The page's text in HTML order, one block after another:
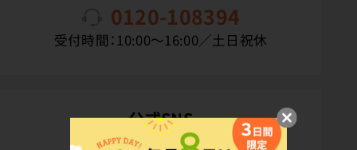
0120-108394
受付時間：10:00〜16:00／土日祝休
公式SNS